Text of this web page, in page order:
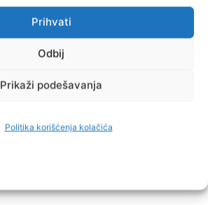
Prihvati
Odbij
Prikaži podešavanja
Politika korišćenja kolačića